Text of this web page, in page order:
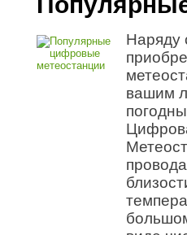
Наряду
вашим